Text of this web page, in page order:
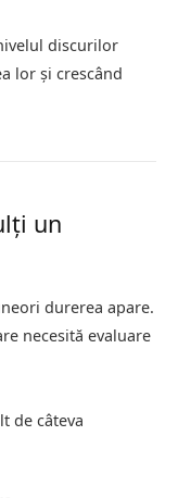
discurilor
lor și crescând
un
durerea apare.
necesită evaluare
de câteva